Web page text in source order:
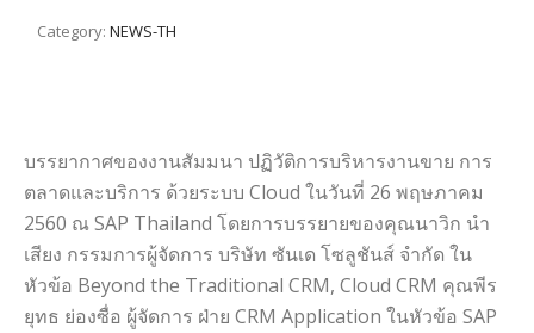
Category: NEWS-TH
บรรยากาศของงานสัมมนา ปฏิวัติการบริหารงานขาย การ
ตลาดและบริการ ด้วยระบบ Cloud ในวันที่ 26 พฤษภาคม
2560 ณ SAP Thailand โดยการบรรยายของคุณนาวิก นำ
เสียง กรรมการผู้จัดการ บริษัท ซันเด โซลูชันส์ จำกัด ใน
หัวข้อ Beyond the Traditional CRM, Cloud CRM คุณพีร
ยุทธ ย่องซื่อ ผู้จัดการ ฝ่าย CRM Application ในหัวข้อ SAP